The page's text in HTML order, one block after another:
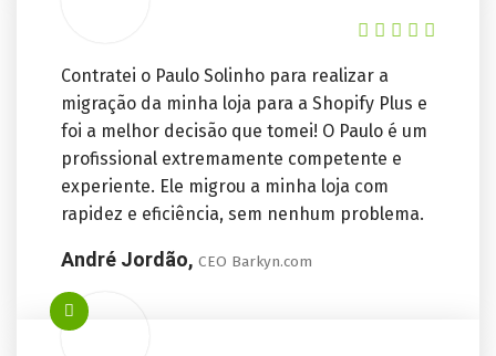
Contratei o Paulo Solinho para realizar a
migração da minha loja para a Shopify Plus e
foi a melhor decisão que tomei! O Paulo é um
profissional extremamente competente e
experiente. Ele migrou a minha loja com
rapidez e eficiência, sem nenhum problema.
André Jordão, CEO Barkyn.com